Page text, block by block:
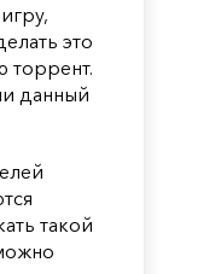
это
торрент.
данный
такой